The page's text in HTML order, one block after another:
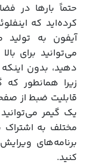
حتماً بارها در
کرده‌اید که
آیفون به تولید
می‌توانید برای
دهید، بدون اینکه
زیرا همانطور
قابلیت ضبط از
یک گیمر
مختلف به اشتراک
برنامه‌های
کنید.